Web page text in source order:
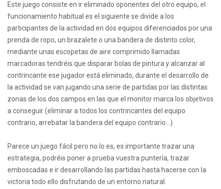
Este juego consiste en ir eliminado oponentes del otro equipo, el
funcionamiento habitual es el siguiente se divide a los
participantes de la actividad en dos equipos diferenciados por una
prenda de ropo, un brazalete o una bandera de distinto color,
mediante unas escopetas de aire comprimido llamadas
marcadoras tendréis que disparar bolas de pintura y alcanzar al
contrincante ese jugador está eliminado, durante el desarrollo de
la actividad se van jugando una serie de partidas por las distintas
zonas de los dos campos en las que el monitor marca los objetivos
a conseguir (eliminar a todos los contrincantes del equipo
contrario, arrebatar la bandera del equipo contrario…)
Parece un juego fácil pero no lo es, es importante trazar una
estrategia, podréis poner a prueba vuestra puntería, trazar
emboscadas e ir desarrollando las partidas hasta hacerse con la
victoria todo ello disfrutando de un entorno natural.